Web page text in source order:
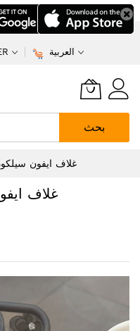
العربية
بحث
غلاف ايفون
غلاف